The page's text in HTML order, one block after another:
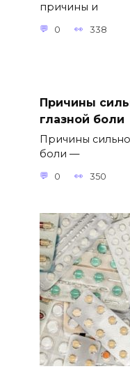
причины и
0 338
Причины
глазной боли
Причины
боли —
0 350